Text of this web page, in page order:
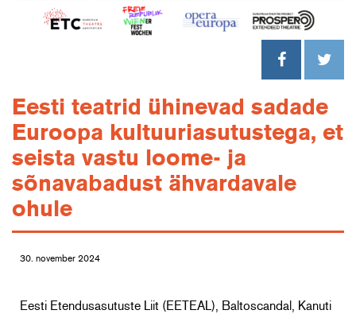
Eesti teatrid ühinevad sadade
Euroopa kultuuriasutustega, et
seista vastu loome- ja
sõnavabadust ähvardavale
ohule
30. november 2024
Eesti Etendusasutuste Liit (EETEAL), Baltoscandal, Kanuti